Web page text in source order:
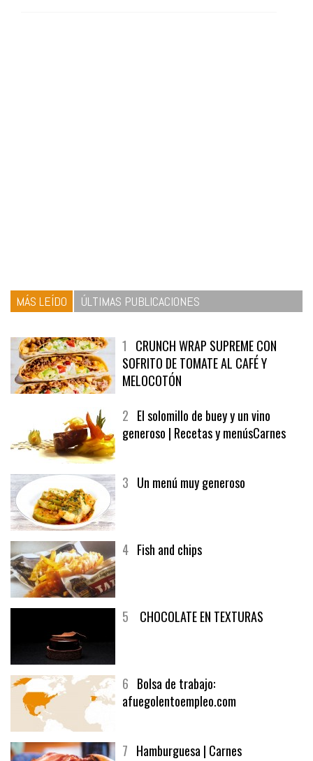
MÁS LEÍDO ÚLTIMAS PUBLICACIONES
1 CRUNCH WRAP SUPREME CON
SOFRITO DE TOMATE AL CAFÉ Y
MELOCOTÓN
2 El solomillo de buey y un vino
generoso | Recetas y menúsCarnes
3 Un menú muy generoso
4 Fish and chips
5 CHOCOLATE EN TEXTURAS
6 Bolsa de trabajo:
afuegolentoempleo.com
7 Hamburguesa | Carnes